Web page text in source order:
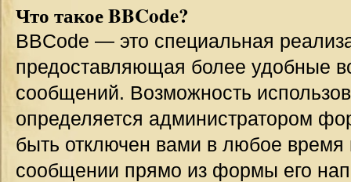
Что такое BBCode?
BBCode — это специальная
предоставляющая более удобные
сообщений. Возможность
определяется администратором
быть отключен вами в любое
сообщении прямо из формы его